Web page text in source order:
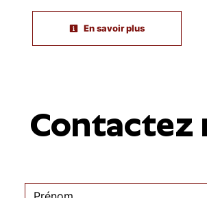
En savoir plus
Contactez